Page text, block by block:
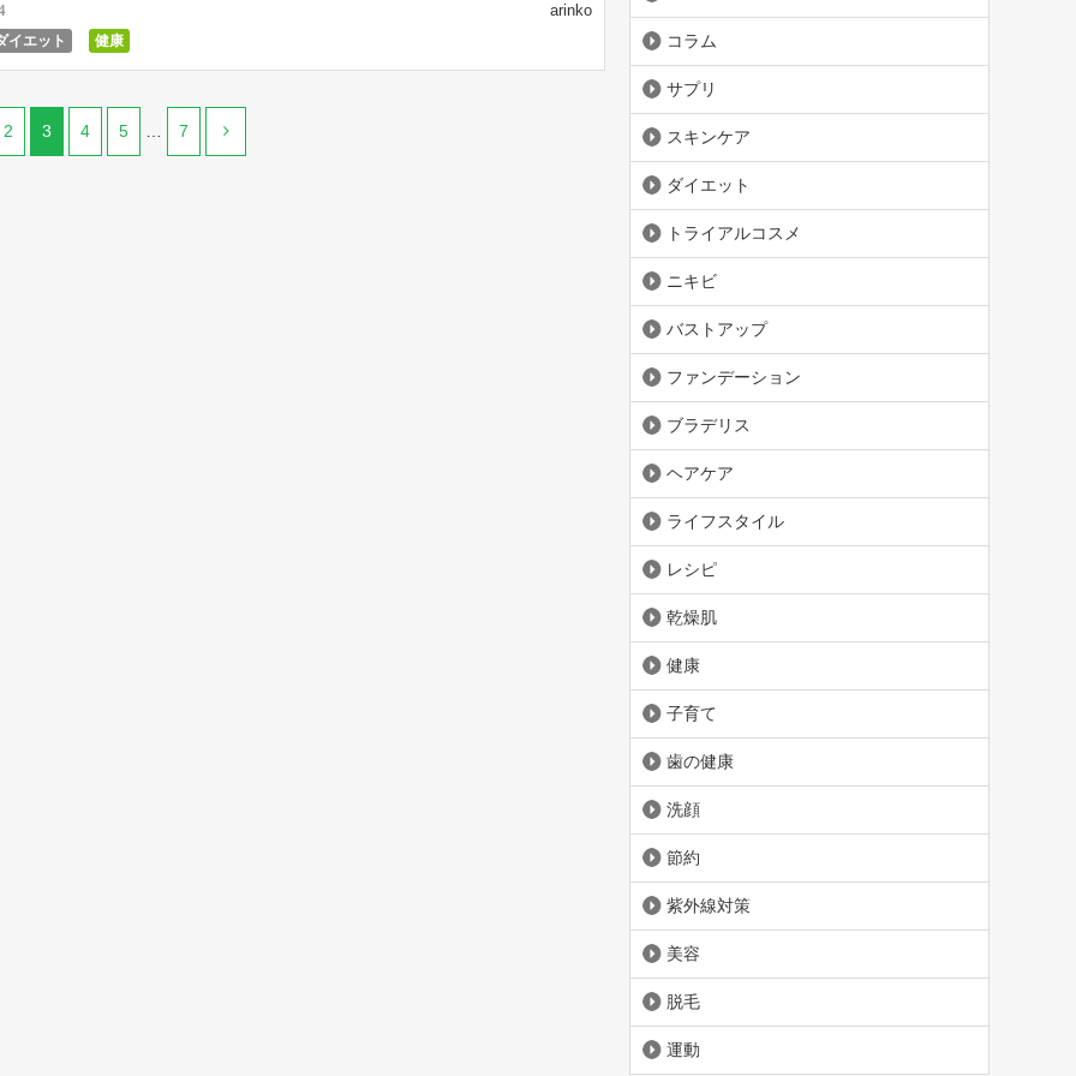
イエット 健康
arinko
2 3 4 5 7
コラム
サプリ
スキンケア
ダイエット
トライアルコスメ
ニキビ
バストアップ
ファンデーション
ブラデリス
ヘアケア
ライフスタイル
レシピ
乾燥肌
健康
子育て
歯の健康
洗顔
節約
紫外線対策
美容
脱毛
運動